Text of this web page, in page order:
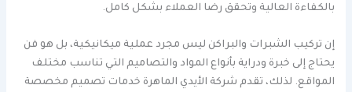
بالكفاءة العالية وتحقق رضا العملاء بشكل كامل.
إن تركيب الشبرات والبراكن ليس مجرد عملية ميكانيكية، بل هو فن
يحتاج إلى خبرة ودراية بأنواع المواد والتصاميم التي تناسب مختلف
المواقع. لذلك، تقدم شركة الأيدي الماهرة خدمات تصميم مخصصة